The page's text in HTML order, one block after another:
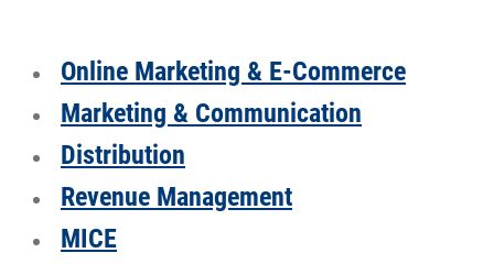
Online Marketing & E-Commerce
Marketing & Communication
Distribution
Revenue Management
MICE